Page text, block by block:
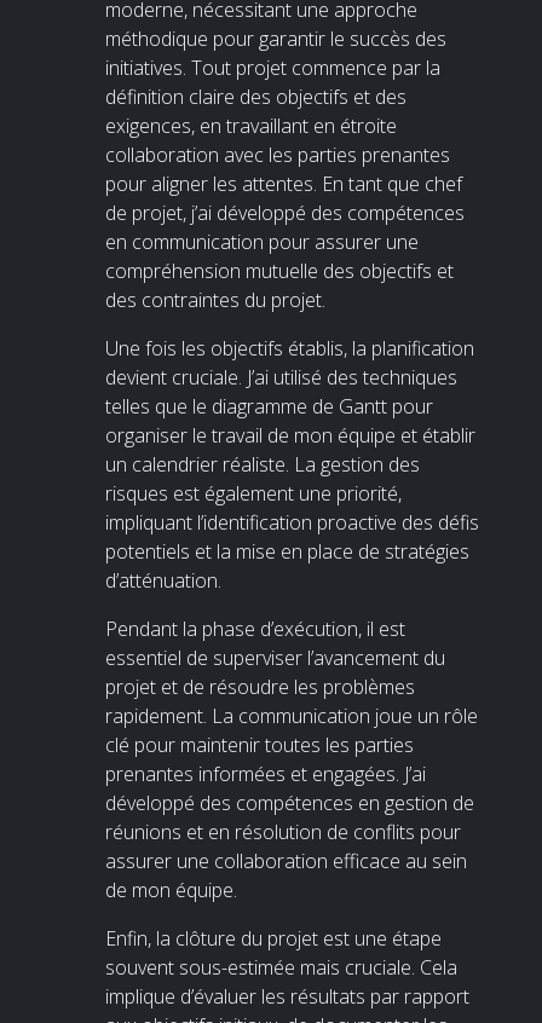
moderne, nécessitant une approche
méthodique pour garantir le succès des
initiatives. Tout projet commence par la
définition claire des objectifs et des
exigences, en travaillant en étroite
collaboration avec les parties prenantes
pour aligner les attentes. En tant que chef
de projet, j’ai développé des compétences
en communication pour assurer une
compréhension mutuelle des objectifs et
des contraintes du projet.
Une fois les objectifs établis, la planification
devient cruciale. J’ai utilisé des techniques
telles que le diagramme de Gantt pour
organiser le travail de mon équipe et établir
un calendrier réaliste. La gestion des
risques est également une priorité,
impliquant l’identification proactive des défis
potentiels et la mise en place de stratégies
d’atténuation.
Pendant la phase d’exécution, il est
essentiel de superviser l’avancement du
projet et de résoudre les problèmes
rapidement. La communication joue un rôle
clé pour maintenir toutes les parties
prenantes informées et engagées. J’ai
développé des compétences en gestion de
réunions et en résolution de conflits pour
assurer une collaboration efficace au sein
de mon équipe.
Enfin, la clôture du projet est une étape
souvent sous-estimée mais cruciale. Cela
implique d’évaluer les résultats par rapport